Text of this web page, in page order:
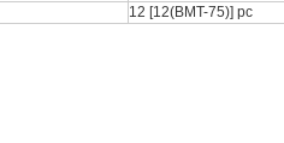
12 [12(BMT-75)] pc